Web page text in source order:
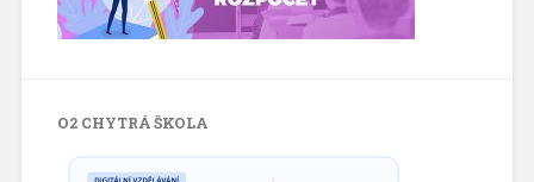
O2 CHYTRÁ ŠKOLA